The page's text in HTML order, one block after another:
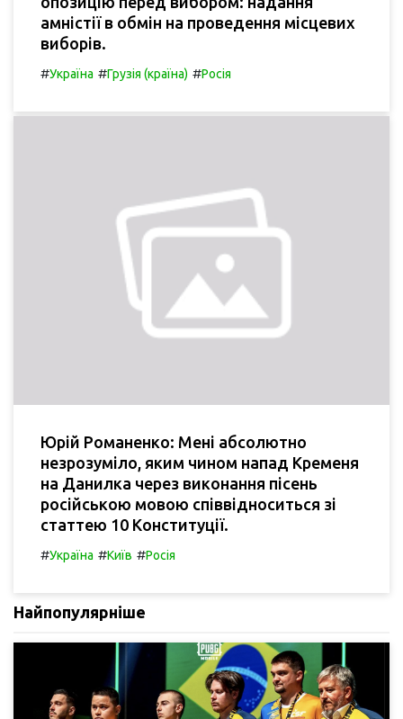
амністії в обмін на проведення місцевих
виборів.
#Україна #Грузія (країна) #Росія
Юрій Романенко: Мені абсолютно
незрозуміло, яким чином напад Кременя
на Данилка через виконання пісень
російською мовою співвідноситься зі
статтею 10 Конституції.
#Україна #Київ #Росія
Найпопулярніше